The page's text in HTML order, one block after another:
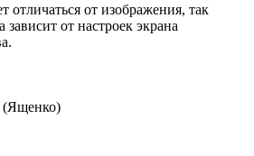
отличаться от изображения, так
зависит от настроек экрана